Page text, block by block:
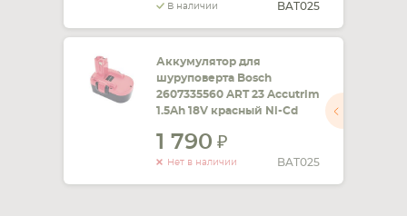
В наличии BAT025
Аккумулятор для
шуруповерта Bosch
2607335560 ART 23 Accutrim
1.5Ah 18V красный Ni-Cd
1 790
Нет в наличии BAT025